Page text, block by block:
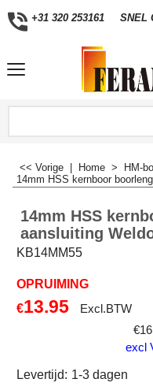
+31 320 253161 SNEL
<< Vorige Home > HM-
14mm HSS kernboor
14mm HSS
aansluiting
KB14MM55
OPRUIMING
€13.95
Excl.BTW
€
excl
Levertijd: 1-3 dagen